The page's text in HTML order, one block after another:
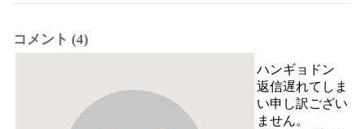
コメント (4)
ハンギョドン
返信遅れてしま
い申し訳ござい
ません。